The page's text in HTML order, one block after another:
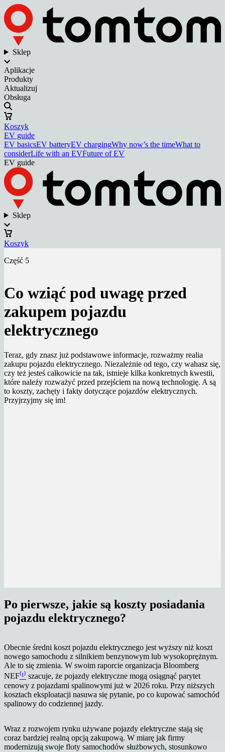
Sklep
Aplikacje
Produkty
Aktualizuj
Obsługa
Koszyk
EV guide
EV basicsEV batteryEV chargingWhy now’s the timeWhat to
considerLife with an EVFuture of EV
EV guide
Sklep
Koszyk
Część 5
Co wziąć pod uwagę przed
zakupem pojazdu
elektrycznego
Teraz, gdy znasz już podstawowe informacje, rozważmy realia
zakupu pojazdu elektrycznego. Niezależnie od tego, czy wahasz się,
czy też jesteś całkowicie na tak, istnieje kilka konkretnych kwestii,
które należy rozważyć przed przejściem na nową technologię. A są
to koszty, zachęty i fakty dotyczące pojazdów elektrycznych.
Przyjrzyjmy się im!
Po pierwsze, jakie są koszty posiadania
pojazdu elektrycznego?
Obecnie średni koszt pojazdu elektrycznego jest wyższy niż koszt
nowego samochodu z silnikiem benzynowym lub wysokoprężnym.
Ale to się zmienia. W swoim raporcie organizacja Bloomberg
NEF⁽¹⁾ szacuje, że pojazdy elektryczne mogą osiągnąć parytet
cenowy z pojazdami spalinowymi już w 2026 roku. Przy niższych
kosztach eksploatacji nasuwa się pytanie, po co kupować samochód
spalinowy do codziennej jazdy.
Wraz z rozwojem rynku używane pojazdy elektryczne stają się
coraz bardziej realną opcją zakupową. W miarę jak firmy
modernizują swoje floty samochodów służbowych, stosunkowo